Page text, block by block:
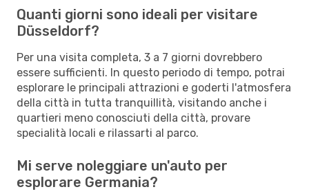
Quanti giorni sono ideali per visitare
Düsseldorf?
Per una visita completa, 3 a 7 giorni dovrebbero
essere sufficienti. In questo periodo di tempo, potrai
esplorare le principali attrazioni e goderti l'atmosfera
della città in tutta tranquillità, visitando anche i
quartieri meno conosciuti della città, provare
specialità locali e rilassarti al parco.
Mi serve noleggiare un'auto per
esplorare Germania?